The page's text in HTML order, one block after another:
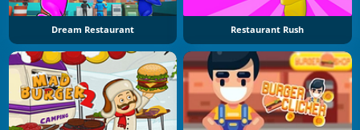
Dream Restaurant Restaurant Rush